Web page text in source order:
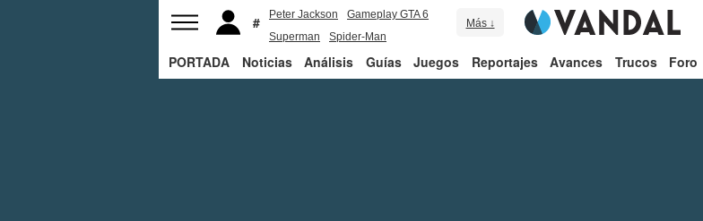
Peter Jackson
Gameplay GTA 6
Superman
Spider-Man
Más ↓
PORTADA Noticias Análisis Guías Juegos Reportajes Avances Trucos Foro